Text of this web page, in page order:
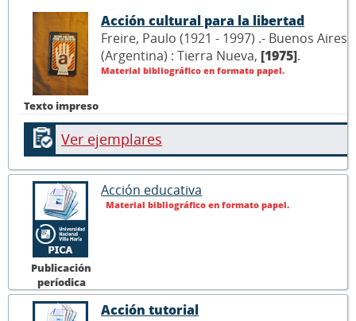
Texto impreso
Acción cultural para la libertad
Freire, Paulo (1921 - 1997) .- Buenos Aires
(Argentina) : Tierra Nueva, [1975].
Material bibliográfico en formato papel.
Ver ejemplares
Publicación
períodica
Acción educativa
Material bibliográfico en formato papel.
Acción tutorial